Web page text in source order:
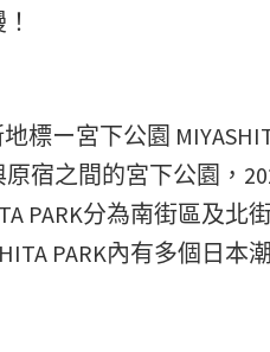
標ー宮下公園
宿之間的宮下公園，
PARK分為南街區及
PARK內有多個日